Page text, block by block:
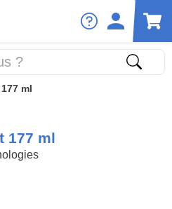
ml
177 ml